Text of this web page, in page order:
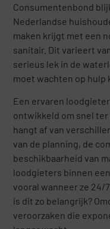
Consumentenbond
Nederlandse
maken krijgt met een
sanitair. Dit varieert
serieus lek in de
moet wachten op hulp
Een ervaren
ontwikkeld om snel
hangt af van
van de planning, de
beschikbaarheid van
loodgieters binnen
vooral wanneer ze 24/
is dit zo belangrijk?
veroorzaken die